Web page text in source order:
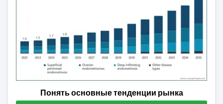
Понять основные тенденции рынка